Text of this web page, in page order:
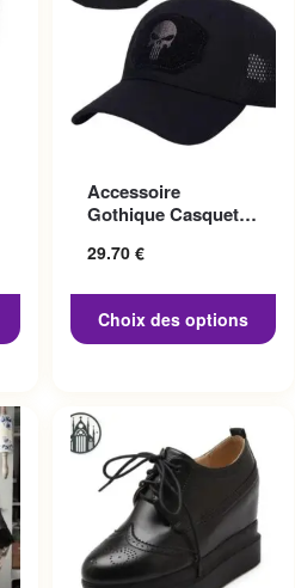
Accessoire
Gothique Casquette
29.70 €
Choix des options
variations. Les options
peuvent être choisies sur la
page du produit